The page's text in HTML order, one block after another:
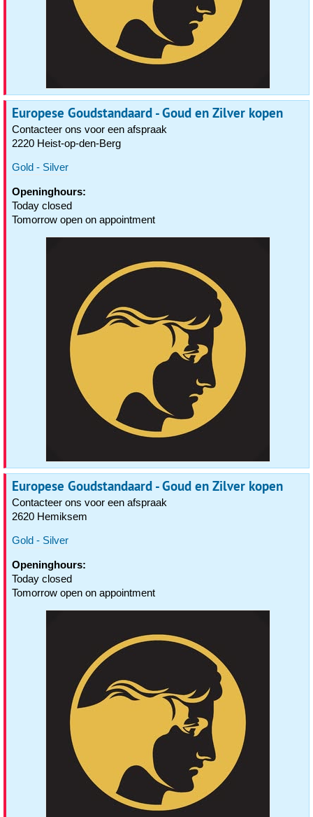
Europese Goudstandaard - Goud en Zilver kopen
Contacteer ons voor een afspraak
2220 Heist-op-den-Berg
Gold - Silver
Openinghours:
Today closed
Tomorrow open on appointment
Europese Goudstandaard - Goud en Zilver kopen
Contacteer ons voor een afspraak
2620 Hemiksem
Gold - Silver
Openinghours:
Today closed
Tomorrow open on appointment